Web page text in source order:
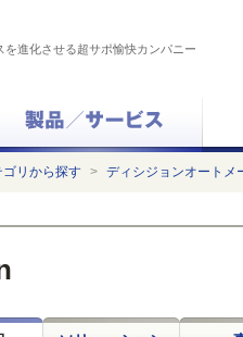
を進化させる超サポ愉快カンパニー
ゴリから探す > ディシジョンオートメ